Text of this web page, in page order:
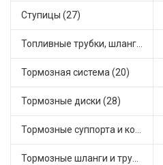
Ступицы (27)
Топливные трубки, шланги, магистрали и рампы (2)
Тормозная система (20)
Тормозные диски (28)
Тормозные суппорта и комплектующие (22)
Тормозные шланги и трубки (14)